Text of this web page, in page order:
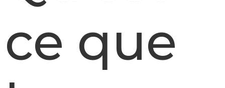
ce que